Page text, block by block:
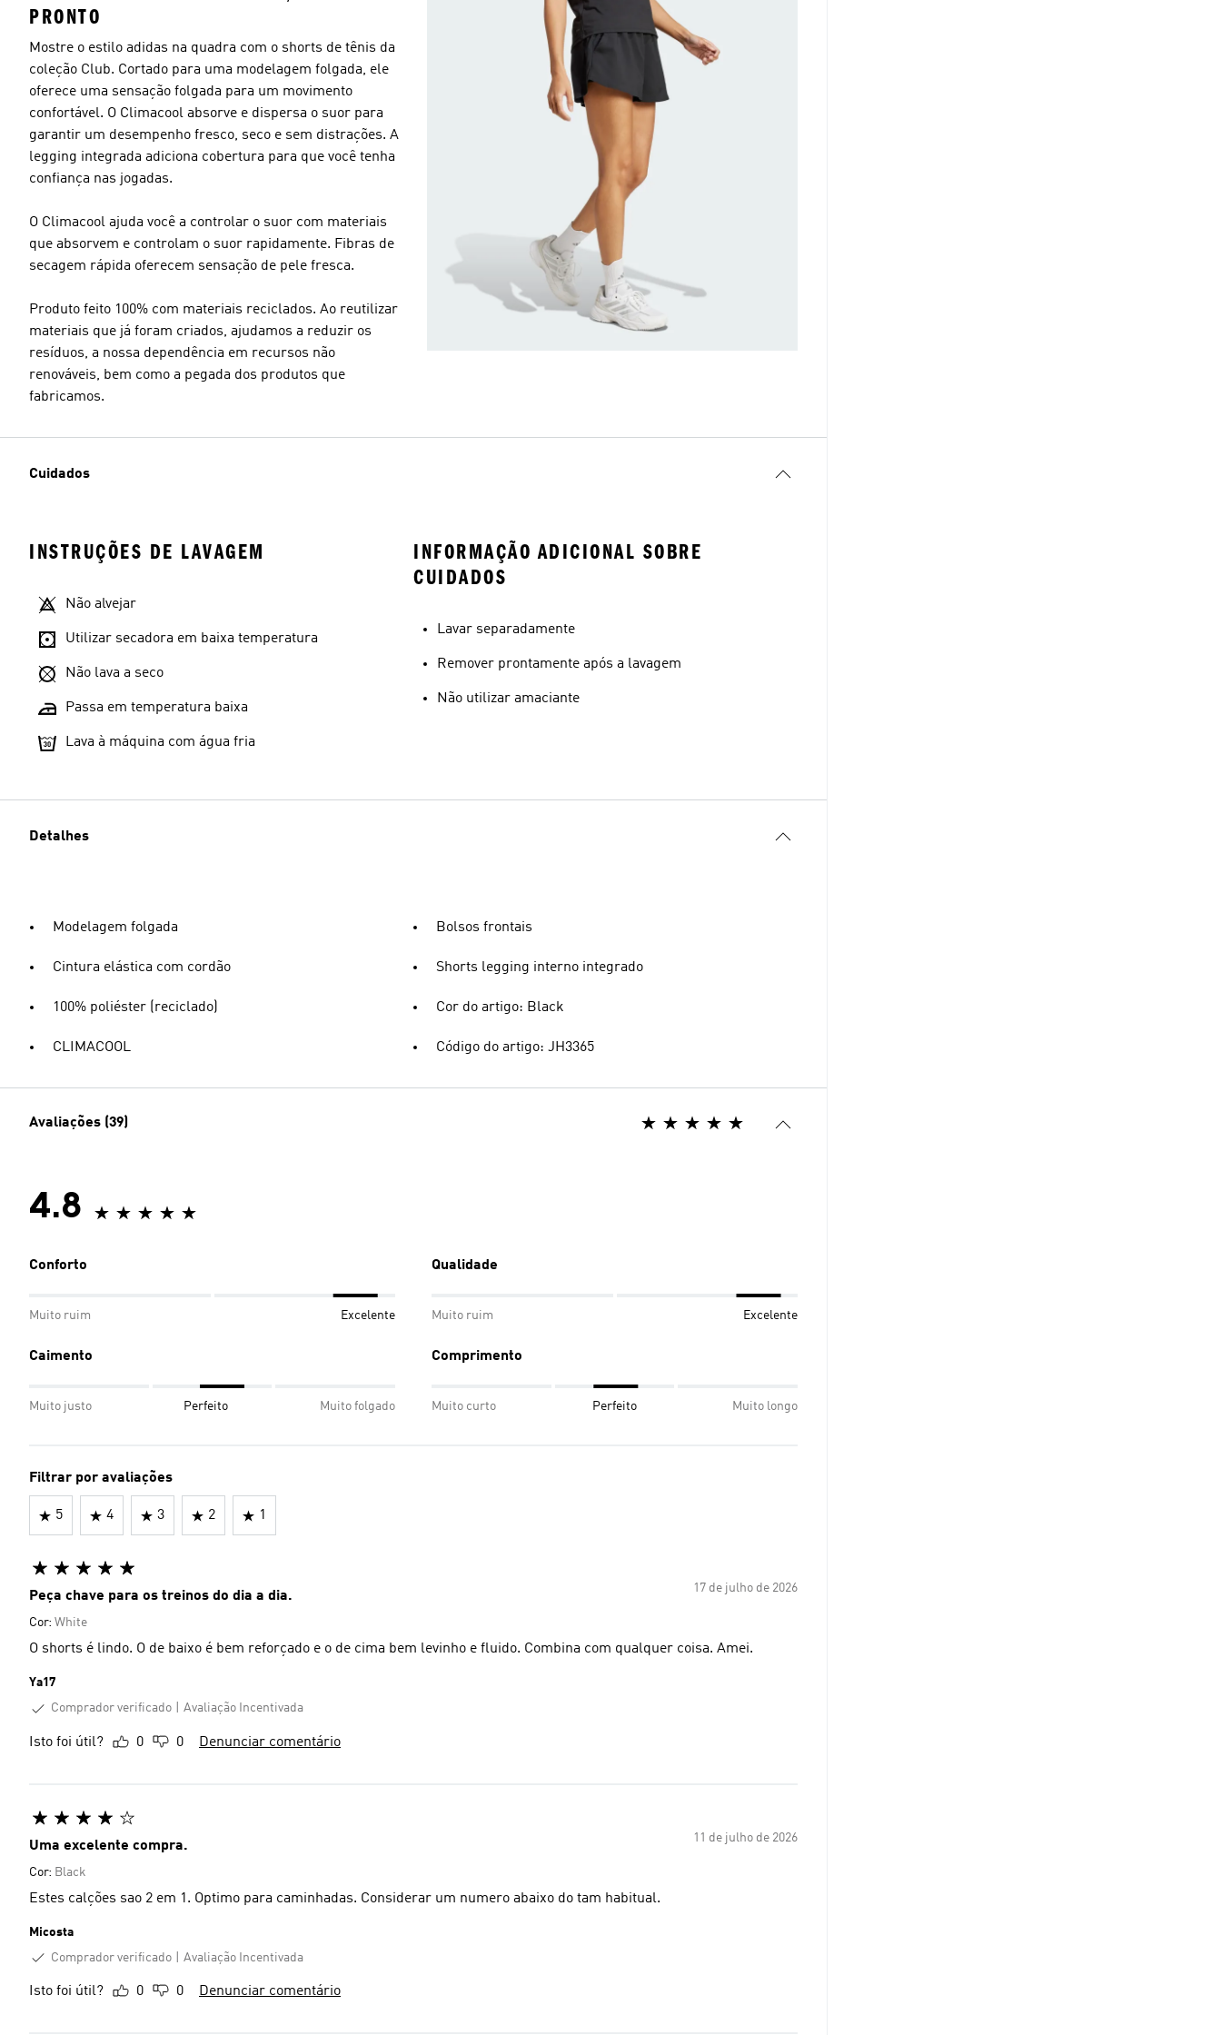
PRONTO
Mostre o estilo adidas na quadra com o shorts de tênis da
coleção Club. Cortado para uma modelagem folgada, ele
oferece uma sensação folgada para um movimento
confortável. O Climacool absorve e dispersa o suor para
garantir um desempenho fresco, seco e sem distrações. A
legging integrada adiciona cobertura para que você tenha
confiança nas jogadas.
O Climacool ajuda você a controlar o suor com materiais
que absorvem e controlam o suor rapidamente. Fibras de
secagem rápida oferecem sensação de pele fresca.
Produto feito 100% com materiais reciclados. Ao reutilizar
materiais que já foram criados, ajudamos a reduzir os
resíduos, a nossa dependência em recursos não
renováveis, bem como a pegada dos produtos que
fabricamos.
Cuidados
INSTRUÇÕES DE LAVAGEM
Não alvejar
Utilizar secadora em baixa temperatura
Não lava a seco
Passa em temperatura baixa
Lava à máquina com água fria
INFORMAÇÃO ADICIONAL SOBRE
CUIDADOS
Lavar separadamente
Remover prontamente após a lavagem
Não utilizar amaciante
Detalhes
Modelagem folgada
Cintura elástica com cordão
100% poliéster (reciclado)
CLIMACOOL
Bolsos frontais
Shorts legging interno integrado
Cor do artigo: Black
Código do artigo: JH3365
Avaliações (39)
4.8
Conforto
Muito ruim Excelente
Qualidade
Muito ruim Excelente
Caimento
Muito justo Perfeito Muito folgado
Comprimento
Muito curto Perfeito Muito longo
Filtrar por avaliações
5 4 3 2 1
17 de julho de 2026
Peça chave para os treinos do dia a dia.
Cor: White
O shorts é lindo. O de baixo é bem reforçado e o de cima bem levinho e fluido. Combina com qualquer coisa. Amei.
Ya17
Comprador verificado
Avaliação Incentivada
Isto foi útil? 0 0 Denunciar comentário
11 de julho de 2026
Uma excelente compra.
Cor: Black
Estes calções sao 2 em 1. Optimo para caminhadas. Considerar um numero abaixo do tam habitual.
Micosta
Comprador verificado
Avaliação Incentivada
Isto foi útil? 0 0 Denunciar comentário